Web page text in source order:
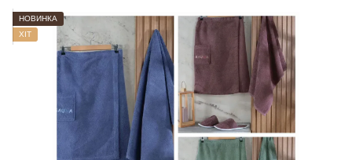
НОВИНКА
ХІТ